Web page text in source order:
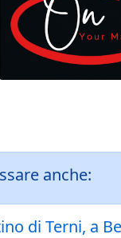
anche:
di Terni, a